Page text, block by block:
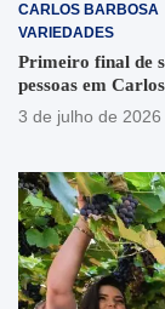
CARLOS BARBOSA
VARIEDADES
Primeiro final de
pessoas em
3 de julho de 2026